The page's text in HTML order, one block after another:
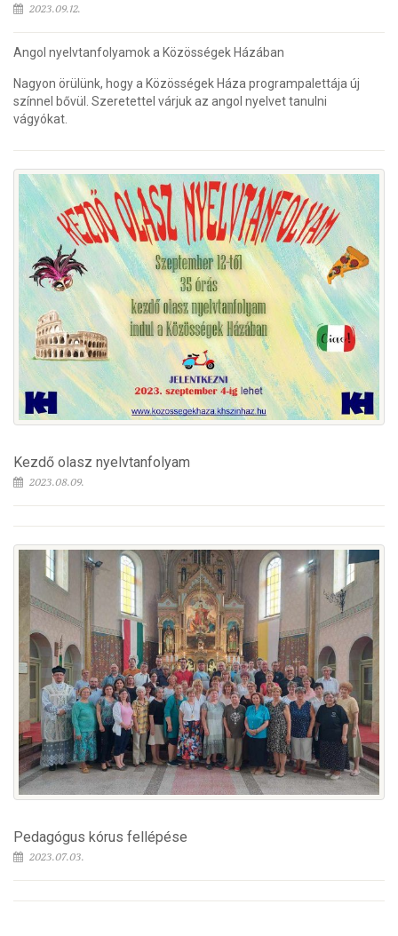
2023.09.12.
Angol nyelvtanfolyamok a Közösségek Házában
Nagyon örülünk, hogy a Közösségek Háza programpalettája új
színnel bővül. Szeretettel várjuk az angol nyelvet tanulni
vágyókat.
Kezdő olasz nyelvtanfolyam
2023.08.09.
Pedagógus kórus fellépése
2023.07.03.